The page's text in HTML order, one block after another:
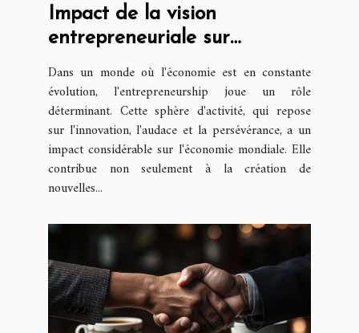
Impact de la vision
entrepreneuriale sur
l'économie mondiale
Dans un monde où l'économie est en constante
évolution, l'entrepreneurship joue un rôle
déterminant. Cette sphère d'activité, qui repose
sur l'innovation, l'audace et la persévérance, a un
impact considérable sur l'économie mondiale. Elle
contribue non seulement à la création de
nouvelles...